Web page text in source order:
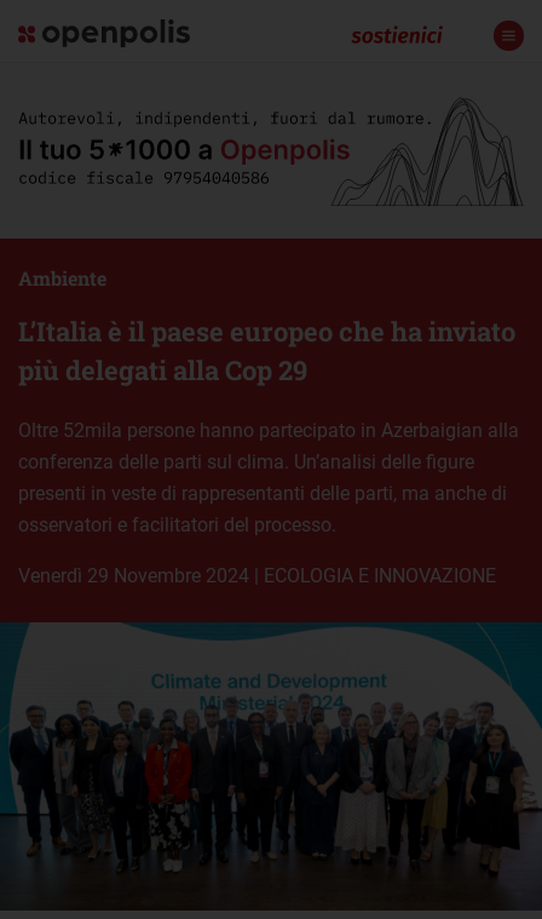
L’Italia è il paese europeo che ha inviato
più delegati alla Cop 29
Ambiente
Oltre 52mila persone hanno partecipato in Azerbaigian alla
conferenza delle parti sul clima. Un’analisi delle figure
presenti in veste di rappresentanti delle parti, ma anche di
osservatori e facilitatori del processo.
venerdì 29 Novembre 2024 | ECOLOGIA E INNOVAZIONE